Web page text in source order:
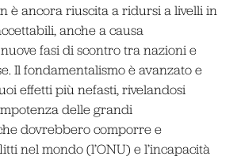
è ancora riuscita a ridursi a livelli in
anche a causa
fasi di scontro tra nazioni e
Il fondamentalismo è avanzato e
effetti più nefasti, rivelandosi
delle grandi
dovrebbero comporre e
nel mondo (l’ONU) e l’incapacità